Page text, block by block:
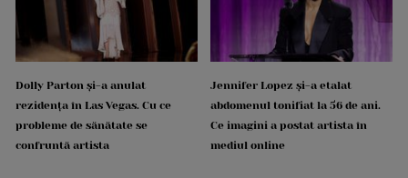
Dolly Parton și-a anulat
rezidența în Las Vegas. Cu ce
probleme de sănătate se
confruntă artista
Jennifer Lopez și-a etalat
abdomenul tonifiat la 56 de ani.
Ce imagini a postat artista în
mediul online